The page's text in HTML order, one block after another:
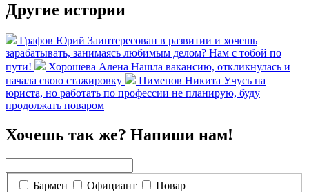
Другие истории
Графов Юрий Заинтересован в развитии и хочешь
зарабатывать, занимаясь любимым делом? Нам с тобой по
пути!
Хорошева Алена Нашла вакансию, откликнулась и
начала свою стажировку
Пименов Никита Учусь на
юриста, но работать по профессии не планирую, буду
продолжать поваром
Хочешь так же? Напиши нам!
Бармен Официант
Повар